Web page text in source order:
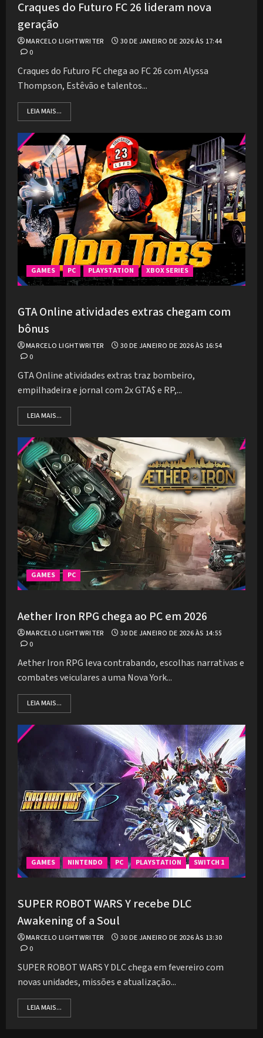
Craques do Futuro FC 26 lideram nova
geração
MARCELO LIGHTWRITER
30 DE JANEIRO DE 2026 ÀS 17:44
0
Craques do Futuro FC chega ao FC 26 com Alyssa
Thompson, Estêvão e talentos...
LEIA MAIS...
GAMES PC PLAYSTATION XBOX SERIES
GTA Online atividades extras chegam com
bônus
MARCELO LIGHTWRITER
30 DE JANEIRO DE 2026 ÀS 16:54
0
GTA Online atividades extras traz bombeiro,
empilhadeira e jornal com 2x GTA$ e RP,...
LEIA MAIS...
GAMES PC
Aether Iron RPG chega ao PC em 2026
MARCELO LIGHTWRITER
30 DE JANEIRO DE 2026 ÀS 14:55
0
Aether Iron RPG leva contrabando, escolhas narrativas e
combates veiculares a uma Nova York...
LEIA MAIS...
GAMES NINTENDO PC PLAYSTATION SWITCH 1
SUPER ROBOT WARS Y recebe DLC
Awakening of a Soul
MARCELO LIGHTWRITER
30 DE JANEIRO DE 2026 ÀS 13:30
0
SUPER ROBOT WARS Y DLC chega em fevereiro com
novas unidades, missões e atualização...
LEIA MAIS...